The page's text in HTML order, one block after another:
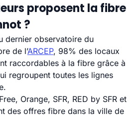
proposent la fibre
?
dernier observatoire du
de l’ARCEP, 98% des locaux
raccordables à la fibre grâce à
regroupent toutes les lignes
Orange, SFR, RED by SFR et
des offres fibre dans la ville de